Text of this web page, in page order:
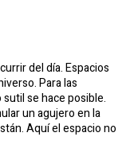
del día. Espacios
Para las
se hace posible.
un agujero en la
Aquí el espacio no